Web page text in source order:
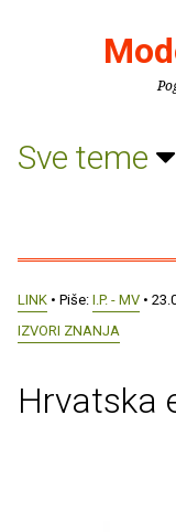
Sve teme
LINK • Piše: I.P. - MV •
IZVORI ZNANJA
Hrvatska